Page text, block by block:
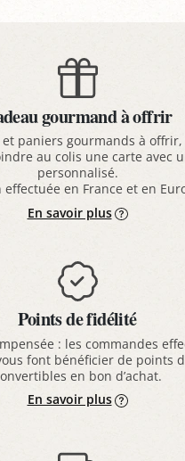
gourmand à offrir
et paniers gourmands à offrir,
au colis une carte avec
personnalisé.
effectuée en France et en
En savoir plus
Points de fidélité
: les commandes
font bénéficier de points
en bon d’achat.
En savoir plus